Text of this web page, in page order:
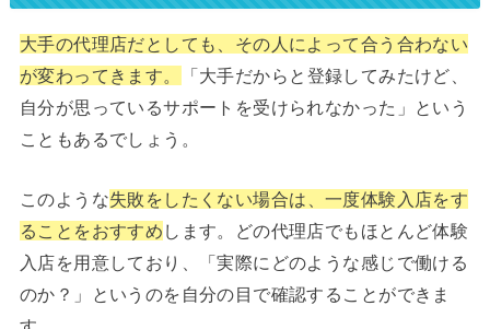
大手の代理店だとしても、その人によって合う合わない
が変わってきます。
「大手だからと登録してみたけど、
自分が思っているサポートを受けられなかった」という
こともあるでしょう。
このような失敗をしたくない場合は、一度体験入店をす
ることをおすすめ します。どの代理店でもほとんど体験
入店を用意しており、「実際にどのような感じで働ける
のか？」というのを自分の目で確認することができま